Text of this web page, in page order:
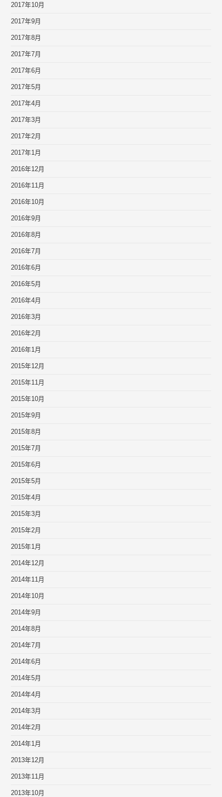
2017年10月
2017年9月
2017年8月
2017年7月
2017年6月
2017年5月
2017年4月
2017年3月
2017年2月
2017年1月
2016年12月
2016年11月
2016年10月
2016年9月
2016年8月
2016年7月
2016年6月
2016年5月
2016年4月
2016年3月
2016年2月
2016年1月
2015年12月
2015年11月
2015年10月
2015年9月
2015年8月
2015年7月
2015年6月
2015年5月
2015年4月
2015年3月
2015年2月
2015年1月
2014年12月
2014年11月
2014年10月
2014年9月
2014年8月
2014年7月
2014年6月
2014年5月
2014年4月
2014年3月
2014年2月
2014年1月
2013年12月
2013年11月
2013年10月